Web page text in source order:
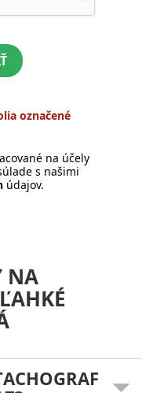
označené
na účely
s našimi
údajov.
NA